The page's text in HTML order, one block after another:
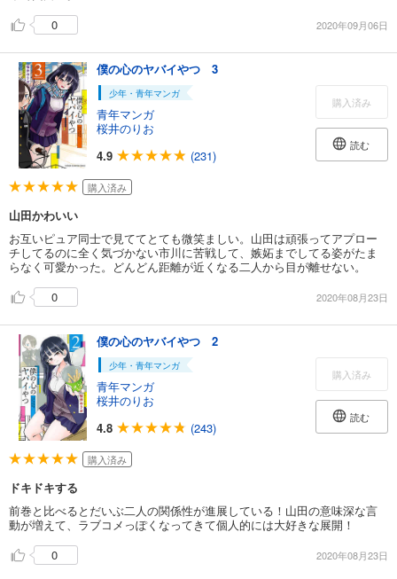
0
2020年09月06日
僕の心のヤバイやつ 3
少年・青年マンガ
青年マンガ
桜井のりお
4.9
(231)
購入済み
読む
購入済み
山田かわいい
お互いピュア同士で見ててとても微笑ましい。山田は頑張ってアプロー
チしてるのに全く気づかない市川に苦戦して、嫉妬までしてる姿がたま
らなく可愛かった。どんどん距離が近くなる二人から目が離せない。
0
2020年08月23日
僕の心のヤバイやつ 2
少年・青年マンガ
青年マンガ
桜井のりお
4.8
(243)
購入済み
読む
購入済み
ドキドキする
前巻と比べるとだいぶ二人の関係性が進展している！山田の意味深な言
動が増えて、ラブコメっぽくなってきて個人的には大好きな展開！
0
2020年08月23日